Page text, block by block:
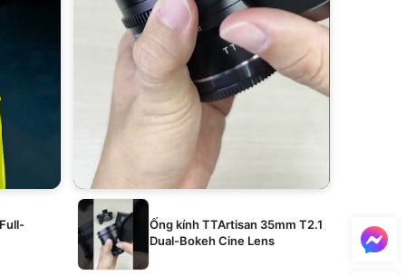
Ống kính TTArtisan 35mm T2.1
Dual-Bokeh Cine Lens